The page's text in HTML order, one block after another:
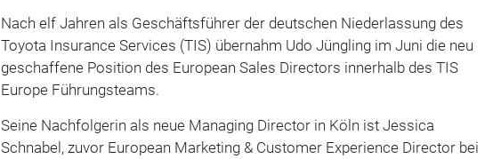
Nach elf Jahren als Geschäftsführer der deutschen Niederlassung des
Toyota Insurance Services (TIS) übernahm Udo Jüngling im Juni die neu
geschaffene Position des European Sales Directors innerhalb des TIS
Europe Führungsteams.
Seine Nachfolgerin als neue Managing Director in Köln ist Jessica
Schnabel, zuvor European Marketing & Customer Experience Director bei